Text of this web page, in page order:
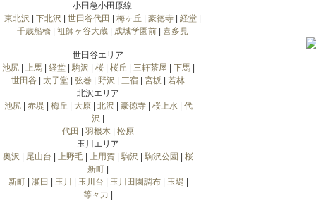
小田急小田原線
東北沢
下北沢 世田谷代田 梅ヶ丘 豪徳寺| 経堂|
千歳船橋| 祖師ヶ谷大蔵| 成城学園前| 喜多見
世田谷エリア
池尻| 上馬| 経堂| 駒沢 桜| 桜丘 三軒茶屋 下馬|
世田谷
太子堂 弦巻 野沢 三宿 宮坂
若林
北沢エリア
池尻| 赤堤 梅丘 大原| 北沢 豪徳寺| 桜上水| 代
沢
代田
羽根木
松原
玉川エリア
奥沢
尾山台 上野毛 上用賀 駒沢 駒沢公園
桜
新町
新町| 瀬田 玉川 玉川台 玉川田園調布| 玉堤
等々力